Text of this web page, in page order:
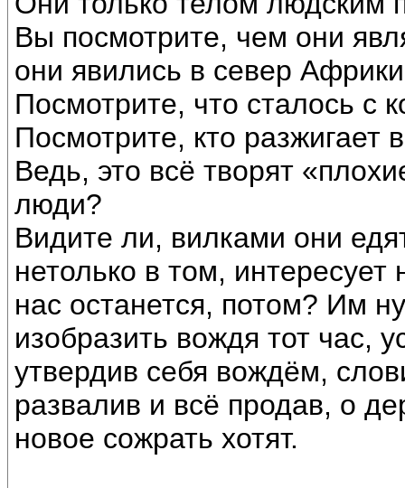
Вы посмотрите, чем они
они явились в север
Посмотрите, что сталось с
Посмотрите, кто
Ведь, это всё творят
люди?
Видите ли, вилками они
нетолько в том,
нас останется, потом? Им
изобразить вождя тот час,
утвердив себя вождём,
развалив и всё продав, о
новое сожрать хотят.